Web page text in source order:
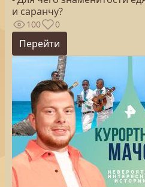
и саранчу?
100 0
Перейти